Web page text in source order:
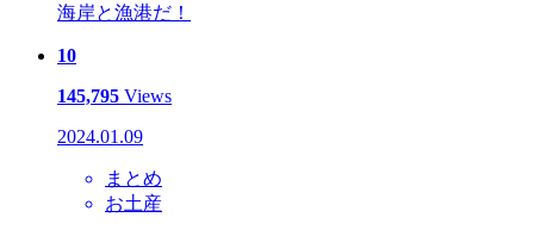
海岸と漁港だ！
10
145,795 Views
2024.01.09
まとめ
お土産